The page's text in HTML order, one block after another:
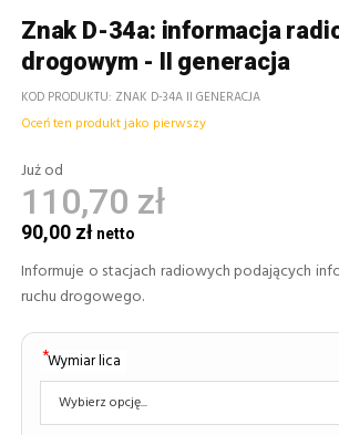
Znak D-34a: informacja
drogowym - II generacja
KOD PRODUKTU ZNAK D-34A II GENERACJA
Oceń ten produkt jako pierwszy
Już od
110,70 zł
90,00 zł
Informuje o stacjach radiowych podających
ruchu drogowego.
Wymiar lica